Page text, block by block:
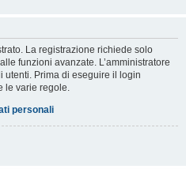
La registrazione richiede solo
funzioni avanzate. L’amministratore
utenti. Prima di eseguire il login
le varie regole.
personali